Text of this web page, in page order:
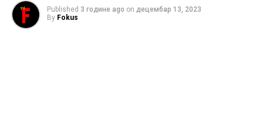
Published 3 године ago on децембар 13, 2023
By Fokus